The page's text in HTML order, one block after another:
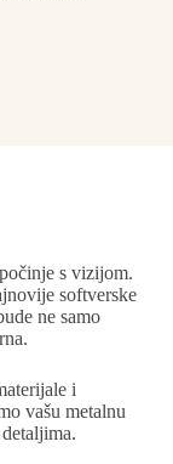
s vizijom.
softverske
ne samo
i
vašu metalnu